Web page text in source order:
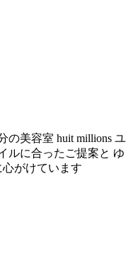
美容室 huit millions ユ
ルに合ったご提案と ゆ
がけています